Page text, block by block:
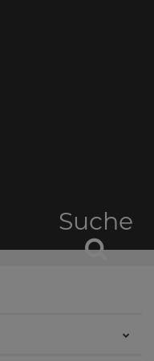
Suche